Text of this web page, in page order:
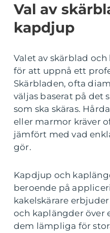
Val av
kapdjup
Valet av skärblad
för att uppnå ett
Skärbladen, ofta
väljas baserat på det
som ska skäras.
eller marmor kräver
jämfört med vad
gör.
Kapdjup och
beroende på
kakelskärare
och kaplängder över
dem lämpliga för